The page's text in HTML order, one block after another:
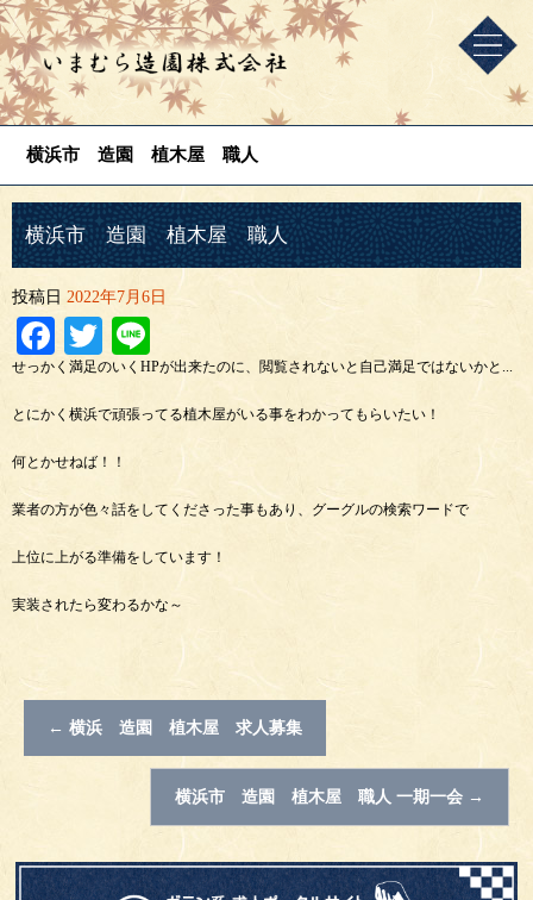
横浜市 造園 植木屋 職人
横浜市 造園 植木屋 職人
投稿日 2022年7月6日
Facebook
Twitter
せっかく満足のいくHPが出来たのに、閲覧されないと自己満足ではないかと...
とにかく横浜で頑張ってる植木屋がいる事をわかってもらいたい！
何とかせねば！！
業者の方が色々話をしてくださった事もあり、グーグルの検索ワードで
上位に上がる準備をしています！
実装されたら変わるかな～
← 横浜 造園 植木屋 求人募集
横浜市 造園 植木屋 職人 一期一会 →